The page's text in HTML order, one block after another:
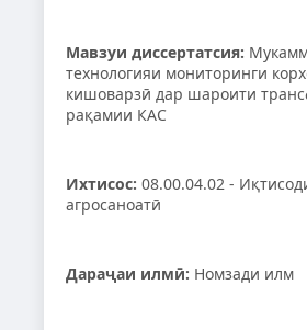
Мавзуи диссертатсия:
технологияи мониторинги
кишоварзӣ дар шароити
рақамии КАС
Ихтисос: 08.00.04.02 -
агросаноатӣ
Дараҷаи илмӣ: Номзади илм